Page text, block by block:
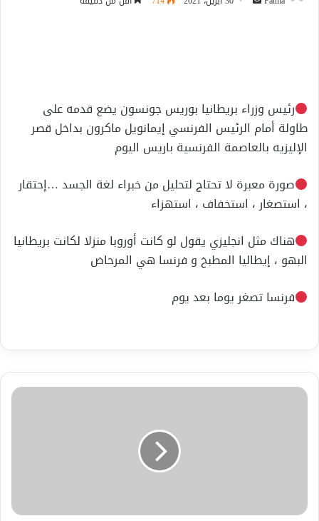
رئيس وزراء بريطانيا بوريس جونسون يضع قدمه على
طاولة أمام الرئيس الفرنسي إيمانويل ماكرون بداخل قصر
الإليزيه بالعاصمة الفرنسية باريس اليوم
صورة معبرة لا تحتاج لتحليل من خبراء لغة الجسد …إحتقار
، استصغار ، استخفاف ، استهزاء
هناك مثل انجليزي يقول لو كانت أوروبا منزلا لكانت بريطانيا
البهو ، إيطاليا المطبخ و فرنسا هي المرحاض
فرنسا تصغر يوما بعد يوم